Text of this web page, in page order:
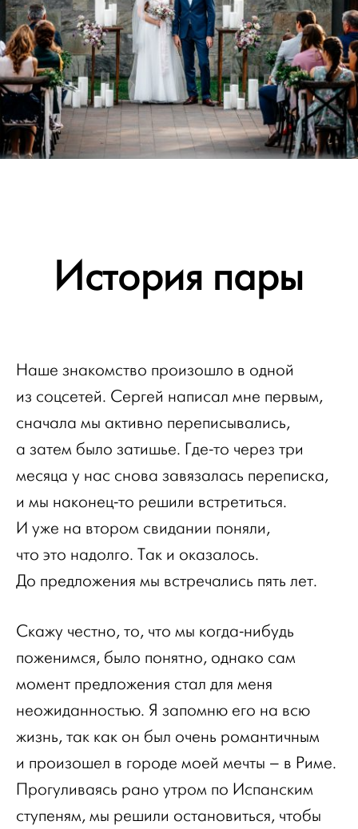
История пары
Наше знакомство произошло в одной
из соцсетей. Сергей написал мне первым,
сначала мы активно переписывались,
а затем было затишье. Где-то через три
месяца у нас снова завязалась переписка,
и мы наконец-то решили встретиться.
И уже на втором свидании поняли,
что это надолго. Так и оказалось.
До предложения мы встречались пять лет.
Скажу честно, то, что мы когда-нибудь
поженимся, было понятно, однако сам
момент предложения стал для меня
неожиданностью. Я запомню его на всю
жизнь, так как он был очень романтичным
и произошел в городе моей мечты – в Риме.
Прогуливаясь рано утром по Испанским
ступеням, мы решили остановиться, чтобы